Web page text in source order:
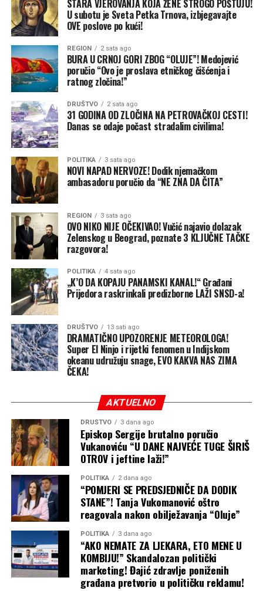
osiguranja skočili u nebesa zbog konstantne opasnosti
od novih napada.
Ovo nije prvi put da je pomorski saobraćaj na Crnom
moru prekinut od početka ruske invazije. Talasi ruskih
napada na luke krajem 2025. i početkom 2026. godine
nisu zadugo usporili rad. Ali ovi posljednji udari su i širi i
žešći, u velikoj mjeri zato što su nedavni uspjesi Ukrajine,
naročito unutar same Rusije, isprovocirali Putina da
pokuša da povrati inicijativu na frontu. Za sada, i
Ukrajina i Rusija ostaju posvećene agresivnim vojnim
strategijama.
Putinova taktika i glavni cilj
Neposredni problem Ukrajine jeste to što se oslanja na
ograničene zalihe američkih PVO sistema „patriot” –
jedinu pouzdanu odbranu od ruskih raketa – kako bi
zaštitila svoje gradove i vojne linije snabdijevanja.
Premještanje „patriota” radi odbrane luka bilo bi i
preskupo i izuzetno rizično. Svjesna toga, Rusija će
nastaviti da gađa luke raketama i dronovima, ne
ostavljajući osiguravajućim kućama razlog da smanje
premije, a brodovlasnicima motiv da se vrate.
Pored toga što smanjuje prihode Kijeva i njegovu
sposobnost da finansira rat, Moskva se nada da će
skokom cijena hrane na globalnom nivou oslabiti i
četvrtinu uvoza pšenice za Egipat i oko 18 procenata za
Indoneziju. Takođe je najveći dobavljač kukuruza za
Evropsku uniju, pokriva čak 92 odsto njenog uvoza
suncokretovog ulja i ostaje ključni izvor stočne hrane i
biljnih ulja.
Putin računa na to da će poskupljenje hrane – u
trenutku kada američki rat sa Iranom već podiže cijene
nafte i svega ostalog – primorati ukrajinske trgovinske
partnere, prije svega u Evropi, da pritisnu Kijev da
obustavi napade unutar Rusije. Međutim, malo je
vjerovatno da će ta strategija upaliti, navodi se u analizi
Tajma. Šta Ukrajina može da uradi
Podrška Evrope Ukrajini i dalje je čvrsta, a vlade koje trpe
STARA VJEROVANJA KOJA ŽENE STROGO POŠTUJU!
U subotu je Sveta Petka Trnova, izbjegavajte
OVE poslove po kući!
REGION 2 sata ago
BURA U CRNOJ GORI ZBOG “OLUJE”! Medojević
poručio “Ovo je proslava etničkog čišćenja i
ratnog zločina!”
DRUŠTVO 2 sata ago
31 GODINA OD ZLOČINA NA PETROVAČKOJ CESTI!
Danas se odaje počast stradalim civilima!
POLITIKA 3 sata ago
NOVI NAPAD NERVOZE! Dodik njemačkom
ambasadoru poručio da “NE ZNA DA ČITA”
REGION 3 sata ago
OVO NIKO NIJE OČEKIVAO! Vučić najavio dolazak
Zelenskog u Beograd, poznate 3 KLJUČNE TAČKE
razgovora!
POLITIKA 4 sata ago
„K’O DA KOPAJU PANAMSKI KANAL!“ Građani
Prijedora raskrinkali predizborne LAŽI SNSD-a!
DRUŠTVO 13 sati ago
DRAMATIČNO UPOZORENJE METEOROLOGA!
Super El Ninjo i rijetki fenomen u Indijskom
okeanu udružuju snage, EVO KAKVA NAS ZIMA
ČEKA!
AKTUELNO
DRUŠTVO 3 dana ago
Episkop Sergije brutalno poručio
Vukanoviću “U DANE NAJVEĆE TUGE ŠIRIŠ
OTROV i jeftine laži!”
POLITIKA 2 dana ago
“POMJERI SE PREDSJEDNIČE DA DODIK
STANE”! Tanja Vukomanović oštro
reagovala nakon obilježavanja “Oluje”
POLITIKA 3 dana ago
“AKO NEMATE ZA LJEKARA, ETO MENE U
KOMBIJU!” Skandalozan politički
marketing! Đajić zdravlje poniženih
građana pretvorio u političku reklamu!